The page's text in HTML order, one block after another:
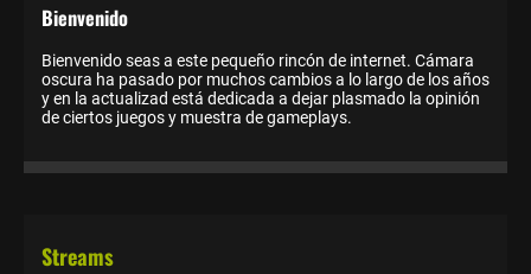
Bienvenido
Bienvenido seas a este pequeño rincón de internet. Cámara
oscura ha pasado por muchos cambios a lo largo de los años
y en la actualizad está dedicada a dejar plasmado la opinión
de ciertos juegos y muestra de gameplays.
Streams